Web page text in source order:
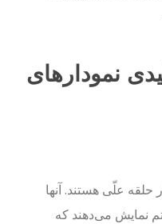
نمودارهای
علّی هستند. آنها
نمایش می‌دهند که